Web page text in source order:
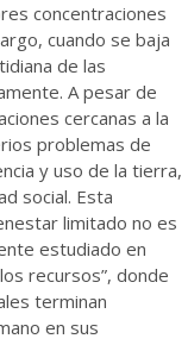
concentraciones
cuando se baja
de las
A pesar de
cercanas a la
problemas de
y uso de la tierra,
social. Esta
limitado no es
estudiado en
recursos”, donde
terminan
en sus